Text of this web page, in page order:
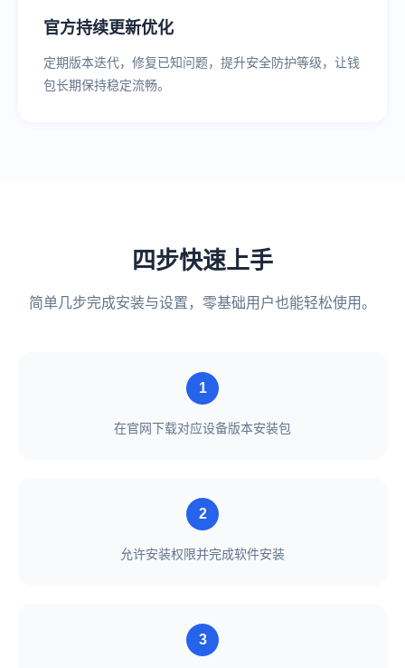
官方持续更新优化
定期版本迭代，修复已知问题，提升安全防护等级，让钱
包长期保持稳定流畅。
四步快速上手
简单几步完成安装与设置，零基础用户也能轻松使用。
1
在官网下载对应设备版本安装包
2
允许安装权限并完成软件安装
3